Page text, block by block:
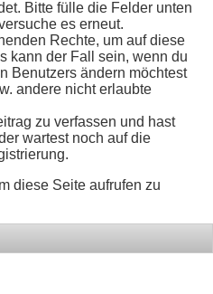
Bitte fülle die Felder unten
es erneut.
Rechte, um auf diese
kann der Fall sein, wenn du
Benutzers ändern möchtest
andere nicht erlaubte
zu verfassen und hast
wartest noch auf die
diese Seite aufrufen zu